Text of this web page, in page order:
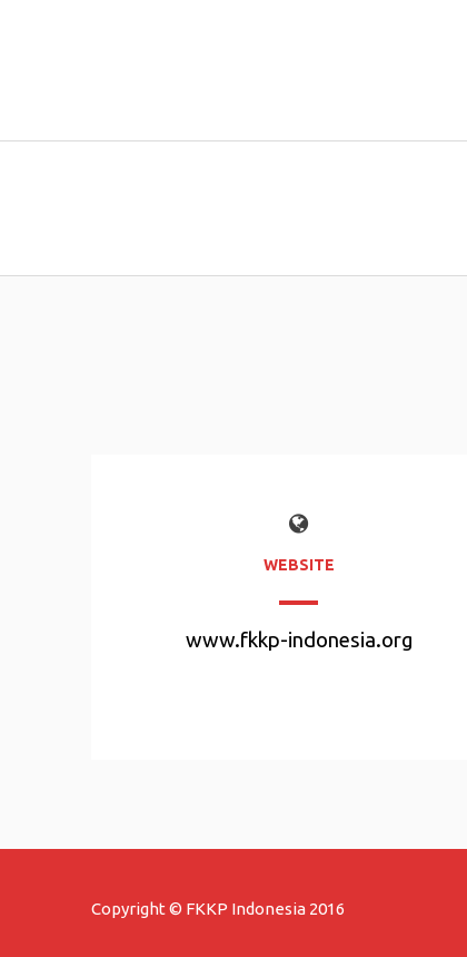
WEBSITE
www.fkkp-indonesia.org
Copyright © FKKP Indonesia 2016